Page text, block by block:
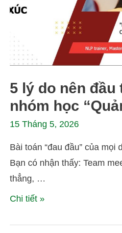
5 lý do nên
nhóm học
Xúc”
15 Tháng 5, 2026
Bài toán “đau đầu” của mọi
Bạn có nhận thấy: Team
thẳng, …
Chi tiết »